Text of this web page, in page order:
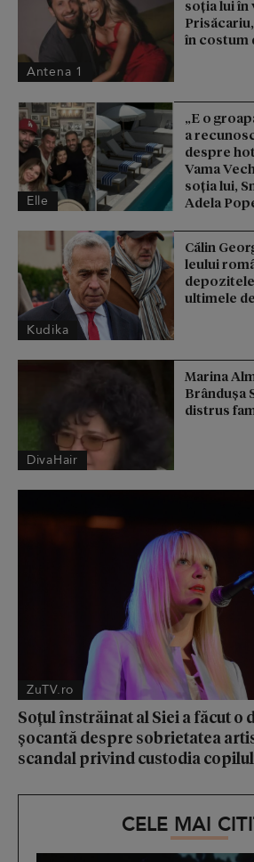
Antena 1
soția lui în
în costum
Elle
„E o
a
despre
Vama
soția lui,
Adela
Kudika
Călin
leului
ultimele
DivaHair
Marina
Brândușa
distrus
ZuTV.ro
Soțul înstrăinat al Siei a făcut o
șocantă despre sobrietatea
scandal privind custodia
CELE MAI